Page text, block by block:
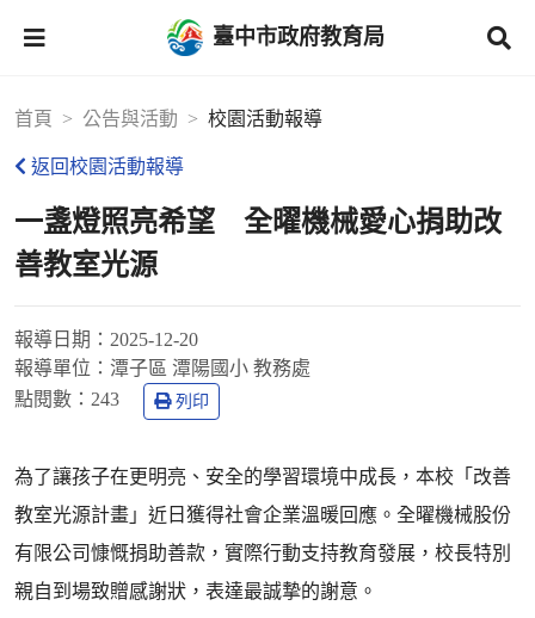
臺中市政府教育局
首頁 公告與活動 校園活動報導
返回校園活動報導
一盞燈照亮希望 全曜機械愛心捐助改
善教室光源
報導日期： 2025-12-20
報導單位： 潭子區 潭陽國小 教務處
點閱數： 243 列印
為了讓孩子在更明亮、安全的學習環境中成長，本校「改善
教室光源計畫」近日獲得社會企業溫暖回應。全曜機械股份
有限公司慷慨捐助善款，實際行動支持教育發展，校長特別
親自到場致贈感謝狀，表達最誠摯的謝意。